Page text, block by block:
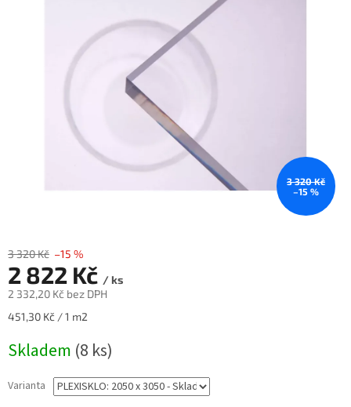
3 320 Kč
–15 %
3 320 Kč –15 %
2 822 Kč / ks
2 332,20 Kč bez DPH
Měrná
451,30 Kč / 1 m2
Skladem (8 ks)
Varianta